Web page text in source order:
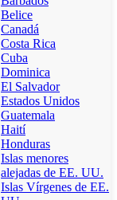
Belice
Canadá
Costa Rica
Cuba
Dominica
El Salvador
Estados Unidos
Guatemala
Haití
Honduras
Islas menores
alejadas de EE. UU.
Islas Vírgenes de EE.